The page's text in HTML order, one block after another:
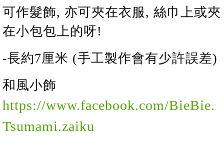
可作髮飾, 亦可夾在衣服, 絲巾上或夾
在小包包上的呀!
-長約7厘米 (手工製作會有少許誤差)
和風小飾
https://www.facebook.com/BieBie.
Tsumami.zaiku